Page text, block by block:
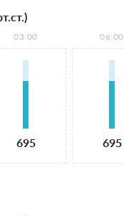
03:00
695
06:00
695